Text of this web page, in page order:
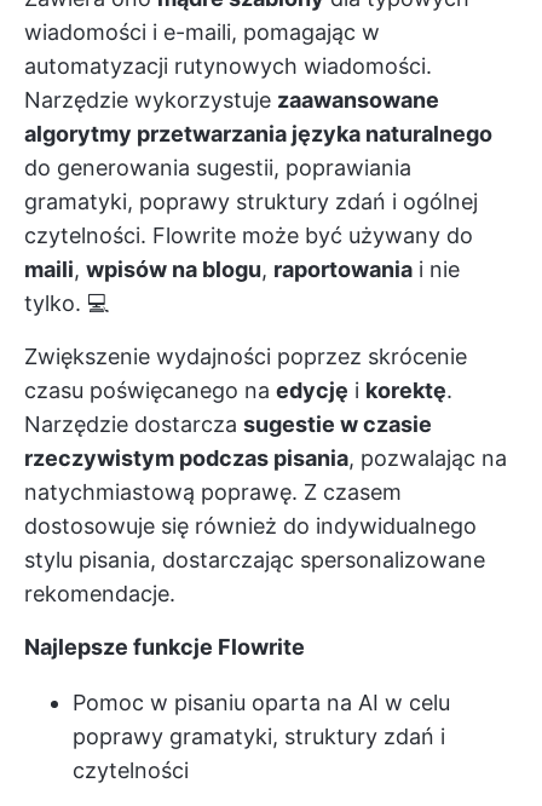
wiadomości i e-maili, pomagając w
automatyzacji rutynowych wiadomości.
Narzędzie wykorzystuje zaawansowane
algorytmy przetwarzania języka naturalnego
do generowania sugestii, poprawiania
gramatyki, poprawy struktury zdań i ogólnej
czytelności. Flowrite może być używany do
maili, wpisów na blogu, raportowania i nie
tylko. 💻
Zwiększenie wydajności poprzez skrócenie
czasu poświęcanego na edycję i korektę.
Narzędzie dostarcza sugestie w czasie
rzeczywistym podczas pisania, pozwalając na
natychmiastową poprawę. Z czasem
dostosowuje się również do indywidualnego
stylu pisania, dostarczając spersonalizowane
rekomendacje.
Najlepsze funkcje Flowrite
Pomoc w pisaniu oparta na AI w celu
poprawy gramatyki, struktury zdań i
czytelności